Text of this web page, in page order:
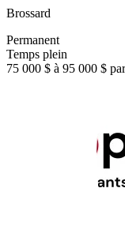
Brossard
Permanent
Temps plein
75 000 $ à 95 000 $